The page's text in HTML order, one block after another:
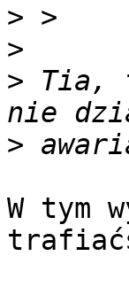
>
>
> Tia,
>
W tym